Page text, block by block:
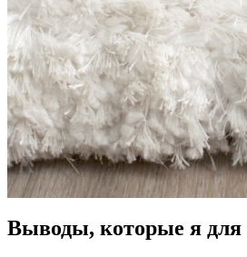
Выводы, которые я для